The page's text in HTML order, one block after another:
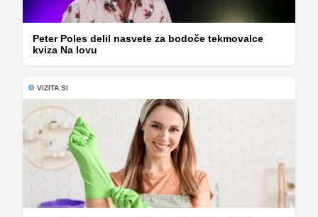
Peter Poles delil nasvete za bodoče tekmovalce
kviza Na lovu
VIZITA.SI